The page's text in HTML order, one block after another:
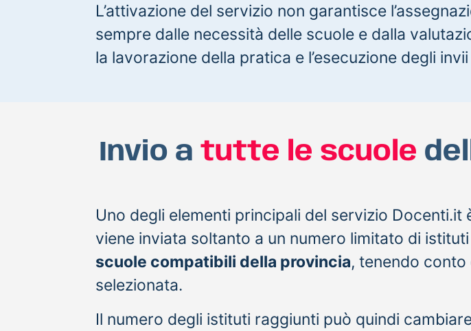
L’attivazione del servizio non garantisce
sempre dalle necessità delle scuole e dalla
la lavorazione della pratica e l’esecuzione degli
Invio a tutte le scuole
Uno degli elementi principali del servizio Docenti.it
viene inviata soltanto a un numero limitato di
scuole compatibili della provincia, tenendo
selezionata.
Il numero degli istituti raggiunti può quindi